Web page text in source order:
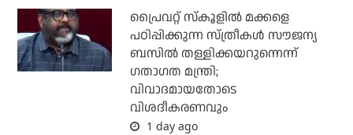
പ്രൈവറ്റ് സ്‌കൂളില്‍ മക്കളെ
പഠിപ്പിക്കുന്ന സ്ത്രീകള്‍ സൗജന്യ
ബസില്‍ തള്ളിക്കയറുന്നെന്ന്
ഗതാഗത മന്ത്രി;
വിവാദമായതോടെ
വിശദീകരണവും
1 day ago